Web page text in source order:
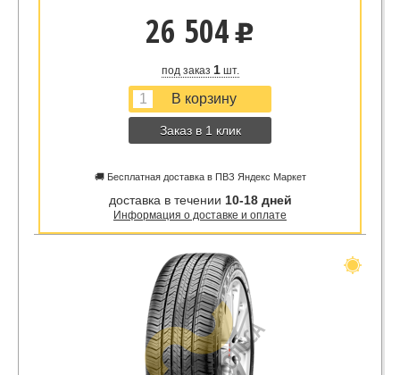
26 504 u
под заказ 1шт.
Заказ в 1 клик
🚚 Бесплатная доставка в ПВЗ Яндекс Маркет
доставка в течении 10-18 дней
Информация о доставке и оплате